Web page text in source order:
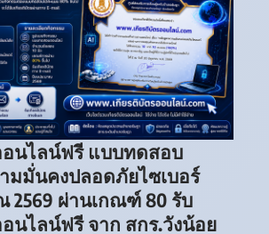
อนไลน์ฟรี แบบทดสอบ
มมั่นคงปลอดภัยไซเบอร์
2569 ผ่านเกณฑ์ 80 รับ
นไลน์ฟรี จาก สกร.วังน้อย